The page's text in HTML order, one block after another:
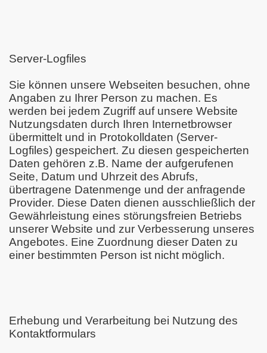
Server-Logfiles
Sie können unsere Webseiten besuchen, ohne
Angaben zu Ihrer Person zu machen. Es
werden bei jedem Zugriff auf unsere Website
Nutzungsdaten durch Ihren Internetbrowser
übermittelt und in Protokolldaten (Server-
Logfiles) gespeichert. Zu diesen gespeicherten
Daten gehören z.B. Name der aufgerufenen
Seite, Datum und Uhrzeit des Abrufs,
übertragene Datenmenge und der anfragende
Provider. Diese Daten dienen ausschließlich der
Gewährleistung eines störungsfreien Betriebs
unserer Website und zur Verbesserung unseres
Angebotes. Eine Zuordnung dieser Daten zu
einer bestimmten Person ist nicht möglich.
Erhebung und Verarbeitung bei Nutzung des
Kontaktformulars